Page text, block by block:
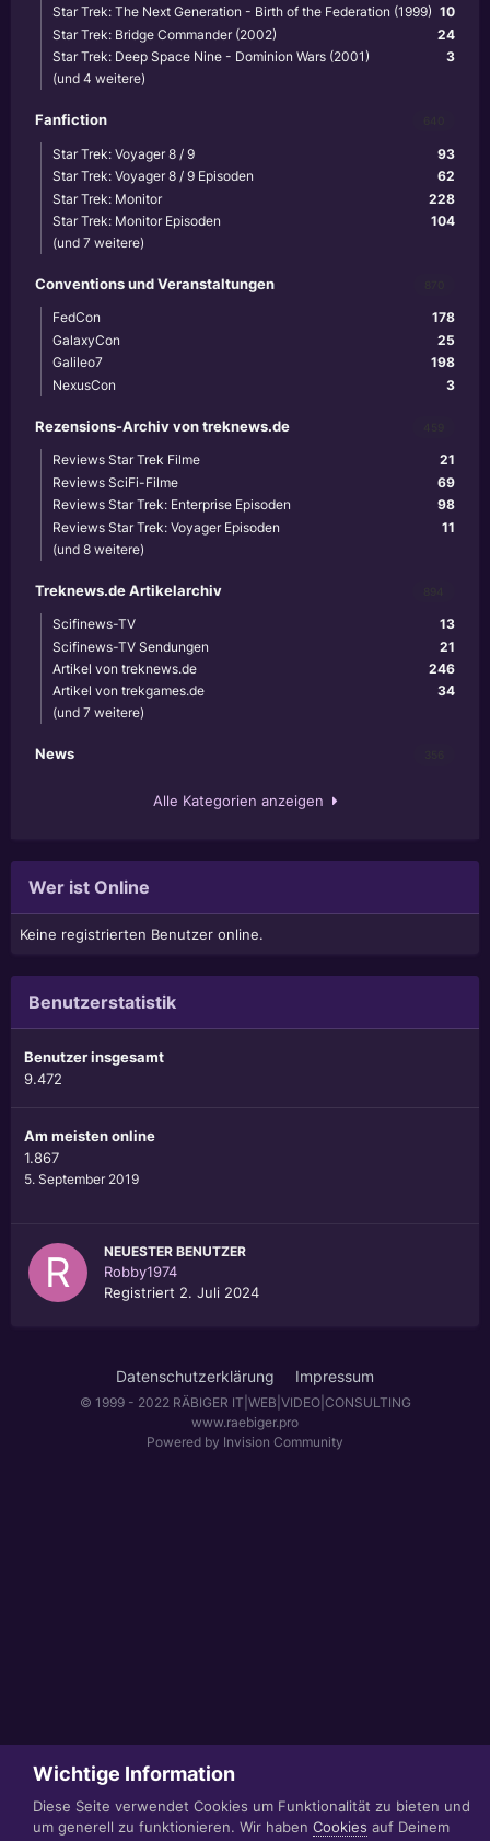
10
Star Trek: The Next Generation - Birth of the Federation (1999)
24
Star Trek: Bridge Commander (2002)
3
Star Trek: Deep Space Nine - Dominion Wars (2001)
(und 4 weitere)
Fanfiction
93
Star Trek: Voyager 8 / 9
62
Star Trek: Voyager 8 / 9 Episoden
228
Star Trek: Monitor
104
Star Trek: Monitor Episoden
(und 7 weitere)
Conventions und Veranstaltungen
178
FedCon
25
GalaxyCon
198
Galileo7
3
NexusCon
Rezensions-Archiv von treknews.de
21
Reviews Star Trek Filme
69
Reviews SciFi-Filme
98
Reviews Star Trek: Enterprise Episoden
11
Reviews Star Trek: Voyager Episoden
(und 8 weitere)
Treknews.de Artikelarchiv
13
Scifinews-TV
21
Scifinews-TV Sendungen
246
Artikel von treknews.de
34
Artikel von trekgames.de
(und 7 weitere)
News
Alle Kategorien anzeigen
Wer ist Online
Keine registrierten Benutzer online.
Benutzerstatistik
Benutzer insgesamt
9.472
Am meisten online
1.867
5. September 2019
NEUESTER BENUTZER
Robby1974
Registriert 2. Juli 2024
Datenschutzerklärung Impressum
© 1999 - 2022 RÄBIGER IT|WEB|VIDEO|CONSULTING
www.raebiger.pro
Powered by Invision Community
Wichtige Information
Diese Seite verwendet Cookies um Funktionalität zu bieten und
um generell zu funktionieren. Wir haben Cookies auf Deinem